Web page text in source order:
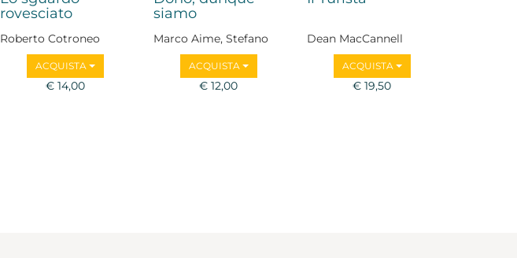
rovesciato
Roberto Cotroneo
ACQUISTA
€ 14,00
siamo
Marco Aime, Stefano
Bartezzaghi, Zygmunt
Bauman, Laura Boella,
Salvatore Natoli,
ACQUISTA
€ 12,00
Dean MacCannell
ACQUISTA
€ 19,50